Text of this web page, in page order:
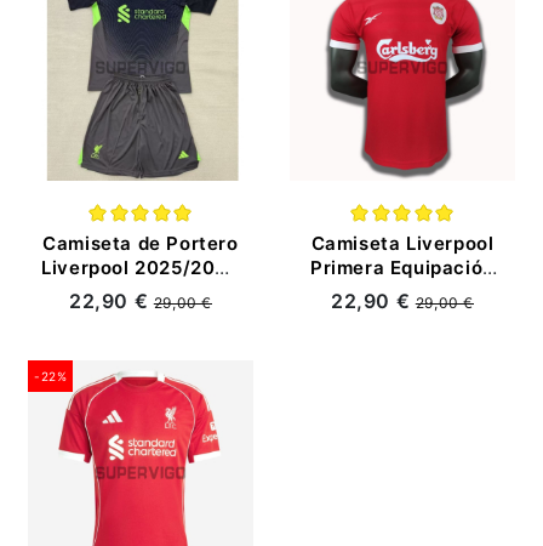
Camiseta de Portero
Liverpool 2025/2026
Negro Niño Kit
22,90 €29,00 €
Camiseta Liverpool
Primera Equipación
Retro 1998/99 Rojo
22,90 €29,00 €
-22%